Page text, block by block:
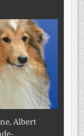
Albert